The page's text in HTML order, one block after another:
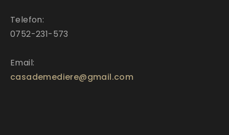
Telefon:
0752-231-573
Email:
casademediere@gmail.com